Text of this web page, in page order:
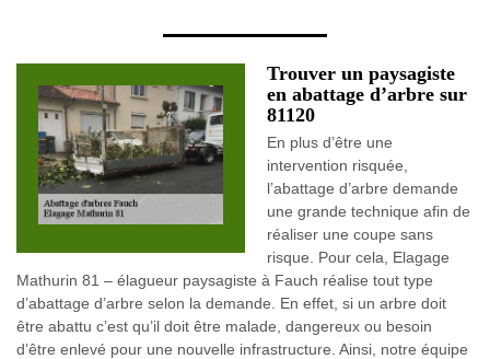
Trouver un paysagiste
en abattage d’arbre sur
81120
En plus d’être une
intervention risquée,
l’abattage d’arbre demande
une grande technique afin de
réaliser une coupe sans
risque. Pour cela, Elagage
Mathurin 81 – élagueur paysagiste à Fauch réalise tout type
d’abattage d’arbre selon la demande. En effet, si un arbre doit
être abattu c’est qu’il doit être malade, dangereux ou besoin
d’être enlevé pour une nouvelle infrastructure. Ainsi, notre équipe